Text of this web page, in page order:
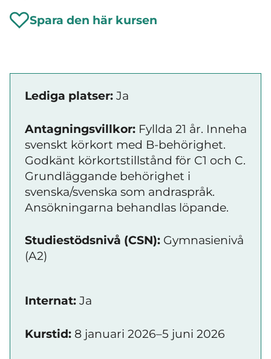
Spara den här kursen
Lediga platser: Ja
Antagningsvillkor: Fyllda 21 år. Inneha
svenskt körkort med B-behörighet.
Godkänt körkortstillstånd för C1 och C.
Grundläggande behörighet i
svenska/svenska som andraspråk.
Ansökningarna behandlas löpande.
Studiestödsnivå (CSN): Gymnasienivå
(A2)
Internat: Ja
Kurstid: 8 januari 2026–5 juni 2026